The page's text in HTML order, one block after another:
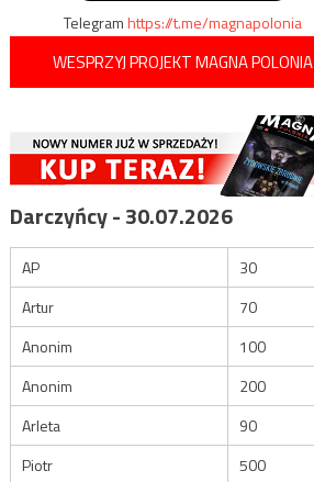
Telegramhttps://t.me/magnapolonia
WESPRZYJ PROJEKT MAGNA POLONIA
Darczyńcy - 30.07.2026
AP
30
Artur
70
Anonim
100
Anonim
200
Arleta
90
Piotr
500